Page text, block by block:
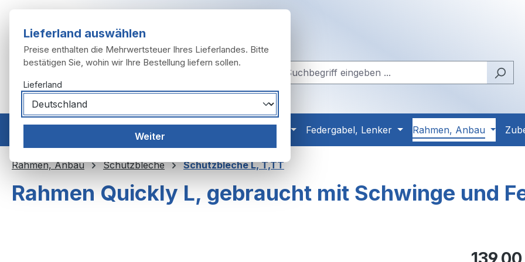
Federgabel, Lenker Rahmen, Anbau
Rahmen, Anbau Schutzbleche Schutzbleche L, T,TT
Rahmen Quickly L, gebraucht mit Schwinge und
Regulärer
Lieferland auswählen
Preise enthalten die Mehrwertsteuer Ihres Lieferlandes. Bitte
bestätigen Sie, wohin wir Ihre Bestellung liefern sollen.
Lieferland
Weiter